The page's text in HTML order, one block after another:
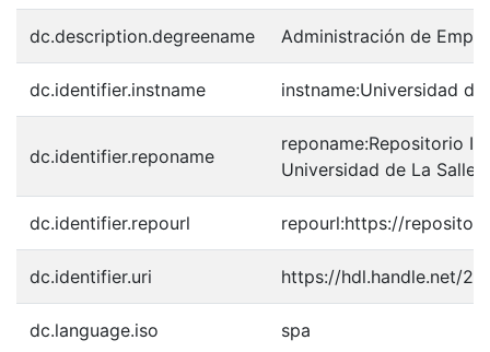
dc.description.degreename Administración de
dc.identifier.instname instname:Universidad de
dc.identifier.reponame
reponame:Repositorio
Universidad de La Salle
dc.identifier.repourl repourl:https://
dc.identifier.uri https://hdl.handle.net/
dc.language.iso spa